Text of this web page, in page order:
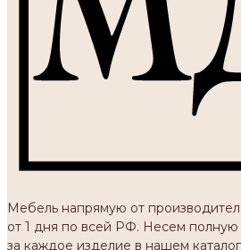
Мебель напрямую от
от 1 дня по всей РФ. Несем полную
за каждое изделие в нашем